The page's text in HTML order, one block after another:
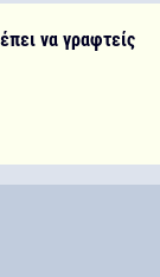
να γραφτείς